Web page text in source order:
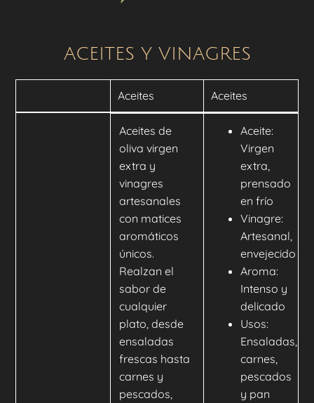
ACEITES Y VINAGRES
Aceites Aceites
Aceites de
oliva virgen
extra y
vinagres
artesanales
con matices
aromáticos
únicos.
Realzan el
sabor de
cualquier
plato, desde
ensaladas
frescas hasta
carnes y
pescados,
Aceite:
Virgen
extra,
prensado
en frío
Vinagre:
Artesanal,
envejecido
Aroma:
Intenso y
delicado
Usos:
Ensaladas,
carnes,
pescados
y pan